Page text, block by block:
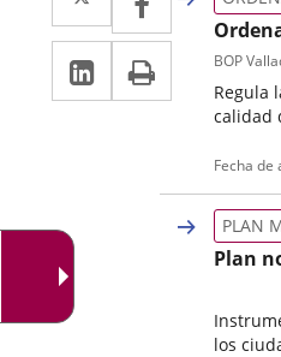
a
una
aplicación
a
una
aplicación
externa.
Linkedin
Enlace
a
aplicación
externa.
Print
Regula
calidad
de
normativa
boletin
BOP
Fecha de
Plan
los
PLAN